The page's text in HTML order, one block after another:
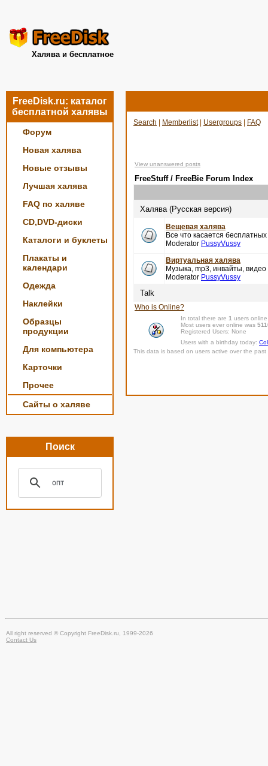
Халява и бесплатное
FreeDisk.ru: каталог
бесплатной халявы
Форум
Новая халява
Новые отзывы
Лучшая халява
FAQ по халяве
CD,DVD-диски
Каталоги и буклеты
Плакаты и
календари
Одежда
Наклейки
Образцы
продукции
Для компьютера
Карточки
Прочее
Сайты о халяве
Поиск
Search Memberlist| Usergroups FAQ
View unanswered posts
FreeStuff / FreeBie Forum Index
Халява (Русская версия)
Вещевая халява
Все что касается
Moderator PussyVussy
Виртуальная халява
Музыка, mp3, инвайты, видео
Moderator PussyVussy
Talk
Who is Online?
In total there are 1 users
Most users ever online was
Registered Users: None
Users with a birthday today:
This data is based on users active over the past
All right reserved © Copyright FreeDisk.ru, 1999-2026
Contact Us